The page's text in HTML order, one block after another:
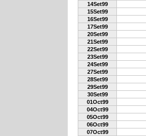
14Set99
15Set99
16Set99
17Set99
20Set99
21Set99
22Set99
23Set99
24Set99
27Set99
28Set99
29Set99
30Set99
01Oct99
04Oct99
05Oct99
06Oct99
07Oct99